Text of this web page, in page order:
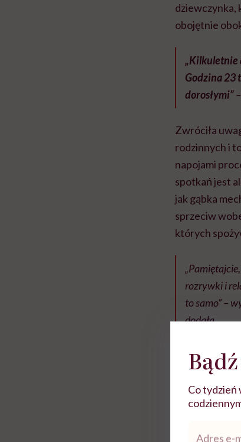
dziewczynka,
obojętnie
„Kilkuletnie
Godzina 23
dorosłymi”
Zwróciła
rodzinnych i
napojami
spotkań jest
jak gąbka
sprzeciw
których
rozrywki i
to samo” –
dodała.
Rolki
Co tydzień